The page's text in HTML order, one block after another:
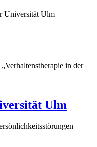
Universität Ulm
in der
Ulm